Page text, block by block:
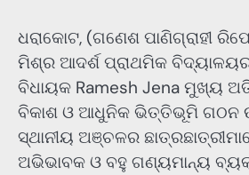
ଧରାକୋଟ, (ଗଣେଶ ପାଣିଗ୍ରାହୀ
ମିଶ୍ର ଆଦର୍ଶ ପ୍ରାଥମିକ
ବିଧାୟକ Ramesh Jena ମୁଖ୍ୟ
ବିକାଶ ଓ ଆଧୁନିକ ଭିତ୍ତିଭୂମି ଗଠନ
ସ୍ଥାନୀୟ ଅଞ୍ଚଳର
ଅଭିଭାବକ ଓ ବହୁ ଗଣ୍ୟମାନ୍ୟ